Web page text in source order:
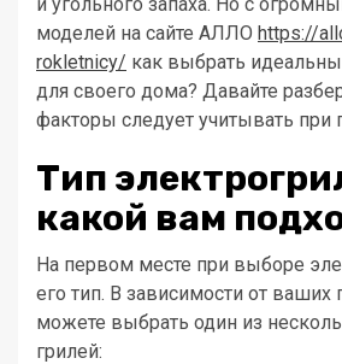
моделей на сайте АЛЛО https://
rokletnicy/ как выбрать
для своего дома? Давайте
факторы следует учитывать при
Тип
какой вам
На первом месте при выборе
его тип. В зависимости от ваших
можете выбрать один из
грилей: